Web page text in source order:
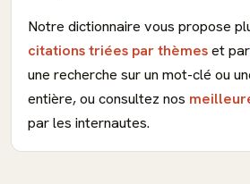
Notre dictionnaire vous propose
citations triées par thèmeset par
une recherche sur un mot-clé ou
entière, ou consultez nos
par les internautes.